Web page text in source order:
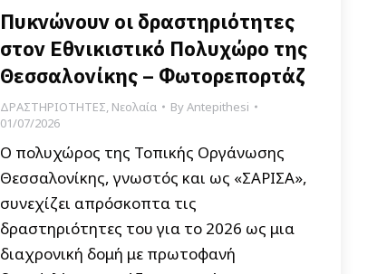
Πυκνώνουν οι δραστηριότητες
στον Εθνικιστικό Πολυχώρο της
Θεσσαλονίκης – Φωτορεπορτάζ
ΔΡΑΣΤΗΡΙΟΤΗΤΕΣ, Νεολαία ByAntepithesi
01/07/2026
Ο πολυχώρος της Τοπικής Οργάνωσης
Θεσσαλονίκης, γνωστός και ως «ΣΑΡΙΣΑ»,
συνεχίζει απρόσκοπτα τις
δραστηριότητες του για το 2026 ως μια
διαχρονική δομή με πρωτοφανή